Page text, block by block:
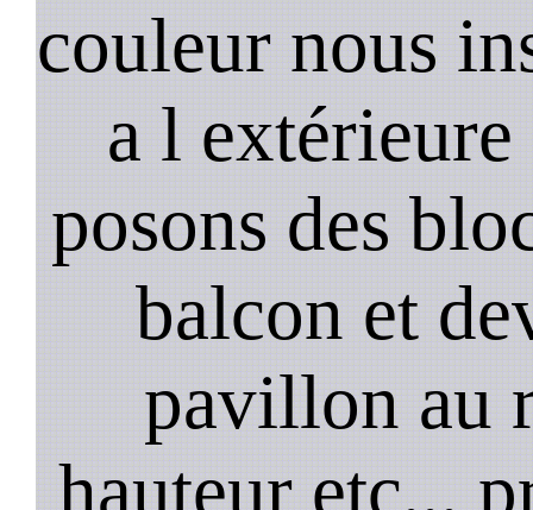
couleur nous
a l
posons des
balcon et
pavillon au
hauteur etc,,,